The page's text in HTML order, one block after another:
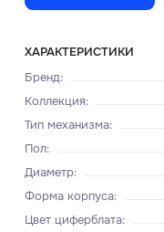
ХАРАКТЕРИСТИКИ
Бренд:
Коллекция:
Тип механизма:
Пол:
Диаметр:
Форма корпуса:
Цвет циферблата: